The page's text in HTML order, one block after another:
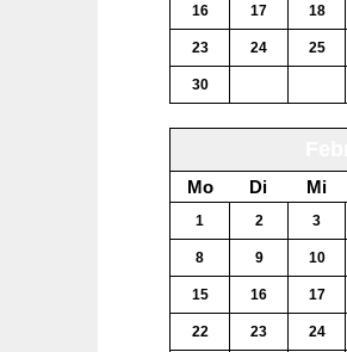
16 17 18
23 24 25
30
Mo Di Mi
1 2 3
8 9 10
15 16 17
22 23 24